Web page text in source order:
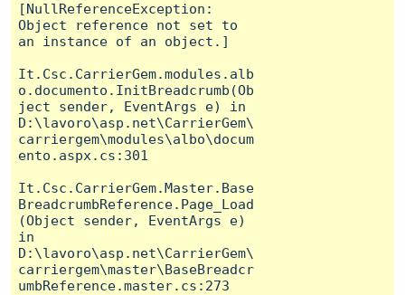
[NullReferenceException:
Object reference not set to
an instance of an object.]
It.Csc.CarrierGem.modules.alb
o.documento.InitBreadcrumb(Ob
ject sender, EventArgs e) in
D:\lavoro\asp.net\CarrierGem\
carriergem\modules\albo\docum
ento.aspx.cs:301
It.Csc.CarrierGem.Master.Base
BreadcrumbReference.Page_Load
(Object sender, EventArgs e)
in
D:\lavoro\asp.net\CarrierGem\
carriergem\master\BaseBreadcr
umbReference.master.cs:273